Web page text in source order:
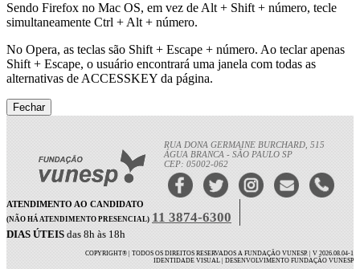
Sendo Firefox no Mac OS, em vez de Alt + Shift + número, tecle
simultaneamente Ctrl + Alt + número.
No Opera, as teclas são Shift + Escape + número. Ao teclar apenas
Shift + Escape, o usuário encontrará uma janela com todas as
alternativas de ACCESSKEY da página.
Fechar
RUA DONA GERMAINE BURCHARD, 515
ÁGUA BRANCA - SÃO PAULO SP
CEP: 05002-062
ATENDIMENTO AO CANDIDATO
(NÃO HÁ ATENDIMENTO PRESENCIAL) 11 3874-6300
DIAS ÚTEIS das 8h às 18h
COPYRIGHT® | TODOS OS DIREITOS RESERVADOS A FUNDAÇÃO VUNESP. | V 2026.08.04-1
IDENTIDADE VISUAL | DESENVOLVIMENTO FUNDAÇÃO VUNESP